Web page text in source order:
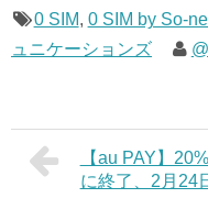
0 SIM, 0 SIM by So-
ュニケーションズ
【au PAY】
に終了、2月24